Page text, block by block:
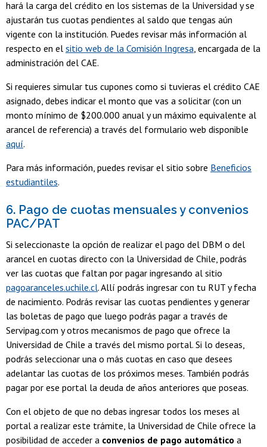
hará la carga del crédito en los sistemas de la Universidad y se
ajustarán tus cuotas pendientes al saldo que tengas aún
vigente con la institución. Puedes revisar más información al
respecto en el sitio web de la Comisión Ingresa , encargada de la
administración del CAE.
Si requieres simular tus cupones como si tuvieras el crédito CAE
asignado, debes indicar el monto que vas a solicitar (con un
monto mínimo de $200.000 anual y un máximo equivalente al
arancel de referencia) a través del formulario web disponible
aquí.
Para más información, puedes revisar el sitio sobre Beneficios
estudiantiles.
6. Pago de cuotas mensuales y convenios
PAC/PAT
Si seleccionaste la opción de realizar el pago del DBM o del
arancel en cuotas directo con la Universidad de Chile, podrás
ver las cuotas que faltan por pagar ingresando al sitio
pagoaranceles.uchile.cl. Allí podrás ingresar con tu RUT y fecha
de nacimiento. Podrás revisar las cuotas pendientes y generar
las boletas de pago que luego podrás pagar a través de
Servipag.com y otros mecanismos de pago que ofrece la
Universidad de Chile a través del mismo portal. Si lo deseas,
podrás seleccionar una o más cuotas en caso que desees
adelantar las cuotas de los próximos meses. También podrás
pagar por ese portal la deuda de años anteriores que poseas.
Con el objeto de que no debas ingresar todos los meses al
portal a realizar este trámite, la Universidad de Chile ofrece la
posibilidad de acceder a convenios de pago automático a